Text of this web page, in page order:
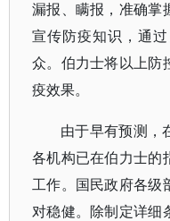
漏报、瞒报，准确掌
宣传防疫知识，通
众。伯力士将以上防
疫效果。
由于早有预测，
各机构已在伯力士的
工作。国民政府各级
对稳健。除制定详细